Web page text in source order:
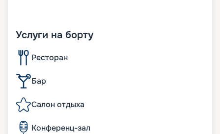
Услуги на борту
Ресторан
Бар
Салон отдыха
Конференц-зал